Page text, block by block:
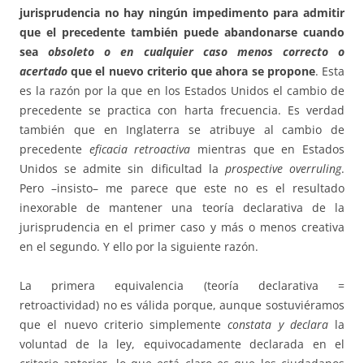
jurisprudencia no hay ningún impedimento para admitir
que el precedente también puede abandonarse cuando
seaobsoleto o en cualquier caso menos correcto o
acertado que el nuevo criterio que ahora se propone. Esta
es la razón por la que en los Estados Unidos el cambio de
precedente se practica con harta frecuencia. Es verdad
también que en Inglaterra se atribuye al cambio de
precedente eficacia retroactiva mientras que en Estados
Unidos se admite sin dificultad la prospective overruling.
Pero –insisto– me parece que este no es el resultado
inexorable de mantener una teoría declarativa de la
jurisprudencia en el primer caso y más o menos creativa
en el segundo. Y ello por la siguiente razón.
La primera equivalencia (teoría declarativa =
retroactividad) no es válida porque, aunque sostuviéramos
que el nuevo criterio simplementeconstata y declarala
voluntad de la ley, equivocadamente declarada en el